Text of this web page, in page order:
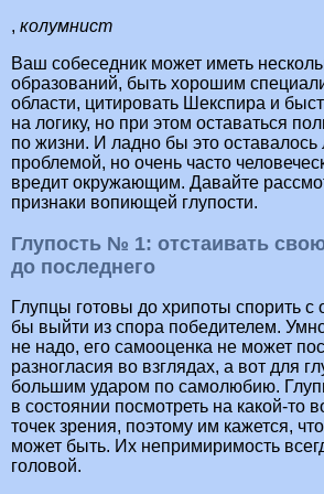
, колумнист
Ваш собеседник может иметь
образований, быть хорошим
области, цитировать Шекспира и
на логику, но при этом оставаться
по жизни. И ладно бы это оставалось
проблемой, но очень часто
вредит окружающим. Давайте
признаки вопиющей глупости.
Глупость № 1: отстаивать
до последнего
Глупцы готовы до хрипоты спорить
бы выйти из спора победителем.
не надо, его самооценка не может
разногласия во взглядах, а вот для
большим ударом по самолюбию.
в состоянии посмотреть на какой-то
точек зрения, поэтому им кажется,
может быть. Их непримиримость
головой.